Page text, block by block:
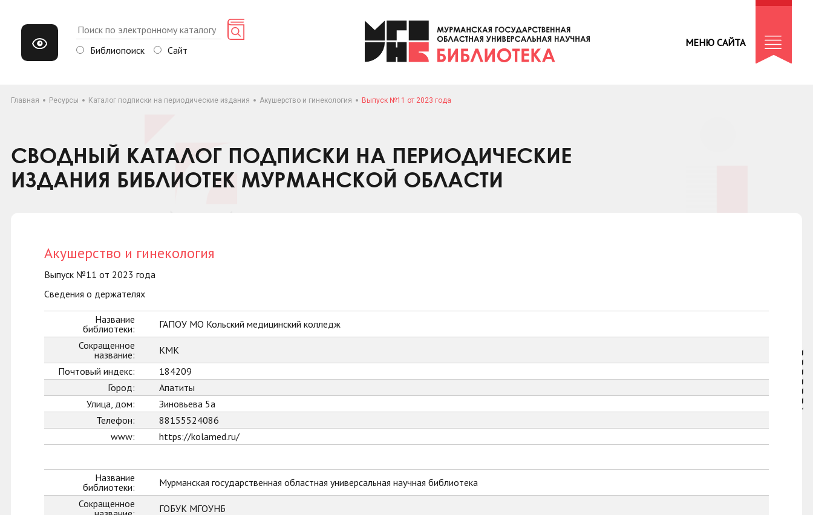
Библиопоиск Сайт
МЕНЮ САЙТА
Главная Ресурсы Каталог подписки на периодические издания Акушерство и гинекология Выпуск №11 от 2023 года
СВОДНЫЙ КАТАЛОГ ПОДПИСКИ НА ПЕРИОДИЧЕСКИЕ
ИЗДАНИЯ БИБЛИОТЕК МУРМАНСКОЙ ОБЛАСТИ
Акушерство и гинекология
Выпуск №11 от 2023 года
Сведения о держателях
Название
библиотеки:
ГАПОУ МО Кольский медицинский колледж
Сокращенное
название:
КМК
Почтовый индекс:
184209
Город:
Апатиты
Улица, дом:
Зиновьева 5а
Телефон:
88155524086
www:
https://kolamed.ru/
Название
библиотеки:
Мурманская государственная областная универсальная научная библиотека
Сокращенное
ГОБУК МГОУНБ